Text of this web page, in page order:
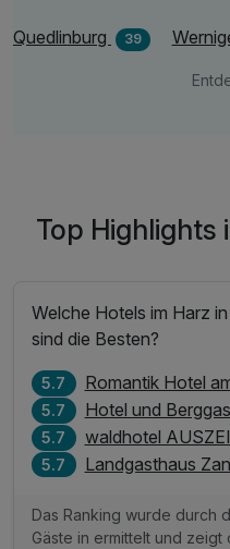
Quedlinburg 39
Top Highlights
Welche Hotels im Harz
sind die Besten?
5.7 Romantik Hotel
5.7 Hotel und
5.7 waldhotel
5.7 Landgasthaus
Das Ranking wurde durch
Gäste in ermittelt und zeigt